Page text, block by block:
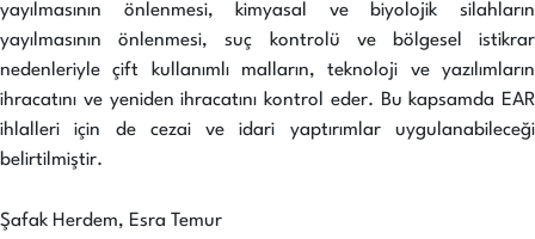
yayılmasının önlenmesi, kimyasal ve biyolojik silahların
yayılmasının önlenmesi, suç kontrolü ve bölgesel istikrar
nedenleriyle çift kullanımlı malların, teknoloji ve yazılımların
ihracatını ve yeniden ihracatını kontrol eder. Bu kapsamda EAR
ihlalleri için de cezai ve idari yaptırımlar uygulanabileceği
belirtilmiştir.
Şafak Herdem, Esra Temur